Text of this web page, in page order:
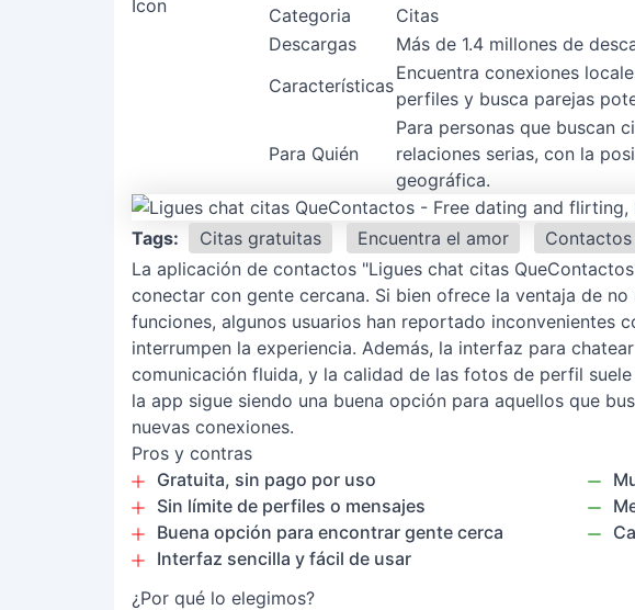
Categoria
Citas
Descargas
Más de 1.4 millones de
Características
Encuentra conexiones
perfiles y busca parejas
Para Quién
Para personas que buscan
relaciones serias, con la
geográfica.
Tags: Citas gratuitas Encuentra el amor
La aplicación de contactos "Ligues chat citas
conectar con gente cercana. Si bien ofrece la ventaja de
funciones, algunos usuarios han reportado inconvenientes
interrumpen la experiencia. Además, la interfaz para
comunicación fluida, y la calidad de las fotos de perfil
la app sigue siendo una buena opción para aquellos que
nuevas conexiones.
Pros y contras
Gratuita, sin pago por uso
Sin límite de perfiles o mensajes
Buena opción para encontrar gente cerca
Interfaz sencilla y fácil de usar
¿Por qué lo elegimos?